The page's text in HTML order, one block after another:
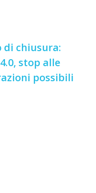
di chiusura:
stop alle
possibili